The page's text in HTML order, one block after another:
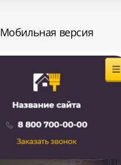
Мобильная версия